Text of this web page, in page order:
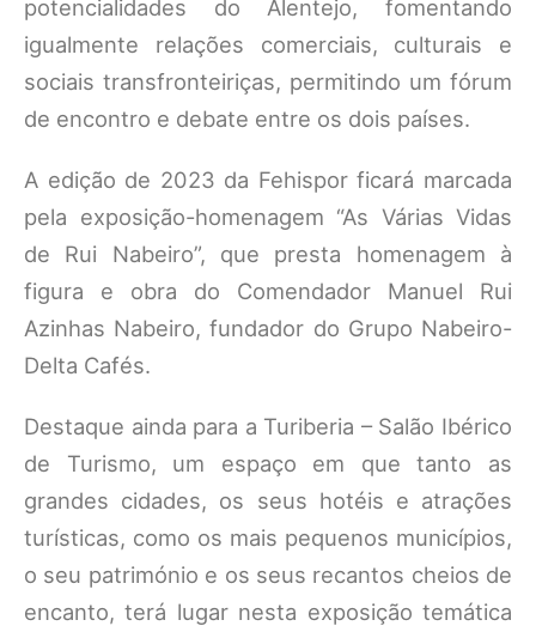
potencialidades do Alentejo, fomentando
igualmente relações comerciais, culturais e
sociais transfronteiriças, permitindo um fórum
de encontro e debate entre os dois países.
A edição de 2023 da Fehispor ficará marcada
pela exposição-homenagem “As Várias Vidas
de Rui Nabeiro”, que presta homenagem à
figura e obra do Comendador Manuel Rui
Azinhas Nabeiro, fundador do Grupo Nabeiro-
Delta Cafés.
Destaque ainda para a Turiberia – Salão Ibérico
de Turismo, um espaço em que tanto as
grandes cidades, os seus hotéis e atrações
turísticas, como os mais pequenos municípios,
o seu património e os seus recantos cheios de
encanto, terá lugar nesta exposição temática